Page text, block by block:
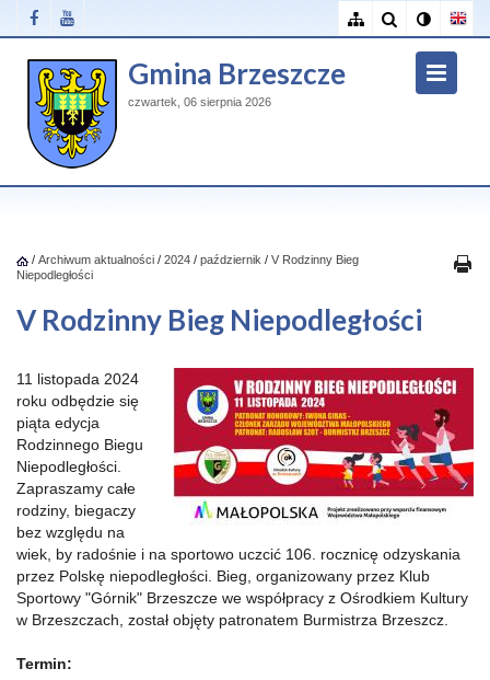
Gmina Brzeszcze
czwartek, 06 sierpnia 2026
/ Archiwum aktualności / 2024 / październik / V Rodzinny Bieg
Niepodległości
V Rodzinny Bieg Niepodległości
11 listopada 2024
roku odbędzie się
piąta edycja
Rodzinnego Biegu
Niepodległości.
Zapraszamy całe
rodziny, biegaczy
bez względu na
wiek, by radośnie i na sportowo uczcić 106. rocznicę odzyskania
przez Polskę niepodległości. Bieg, organizowany przez Klub
Sportowy "Górnik" Brzeszcze we współpracy z Ośrodkiem Kultury
w Brzeszczach, został objęty patronatem Burmistrza Brzeszcz.
Termin: